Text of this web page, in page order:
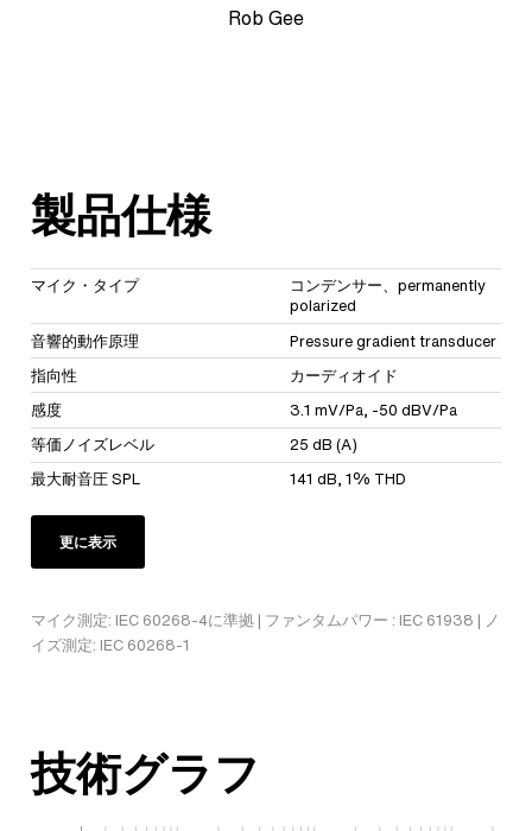
Rob Gee
製品仕様
マイク・タイプ
コンデンサー、permanently
polarized
音響的動作原理
Pressure gradient transducer
指向性
カーディオイド
感度
3.1 mV/Pa, -50 dBV/Pa
等価ノイズレベル
25 dB (A)
最大耐音圧 SPL
141 dB, 1% THD
更に表示
マイク測定: IEC 60268-4に準拠 | ファンタムパワー : IEC 61938 | ノ
イズ測定: IEC 60268-1
技術グラフ